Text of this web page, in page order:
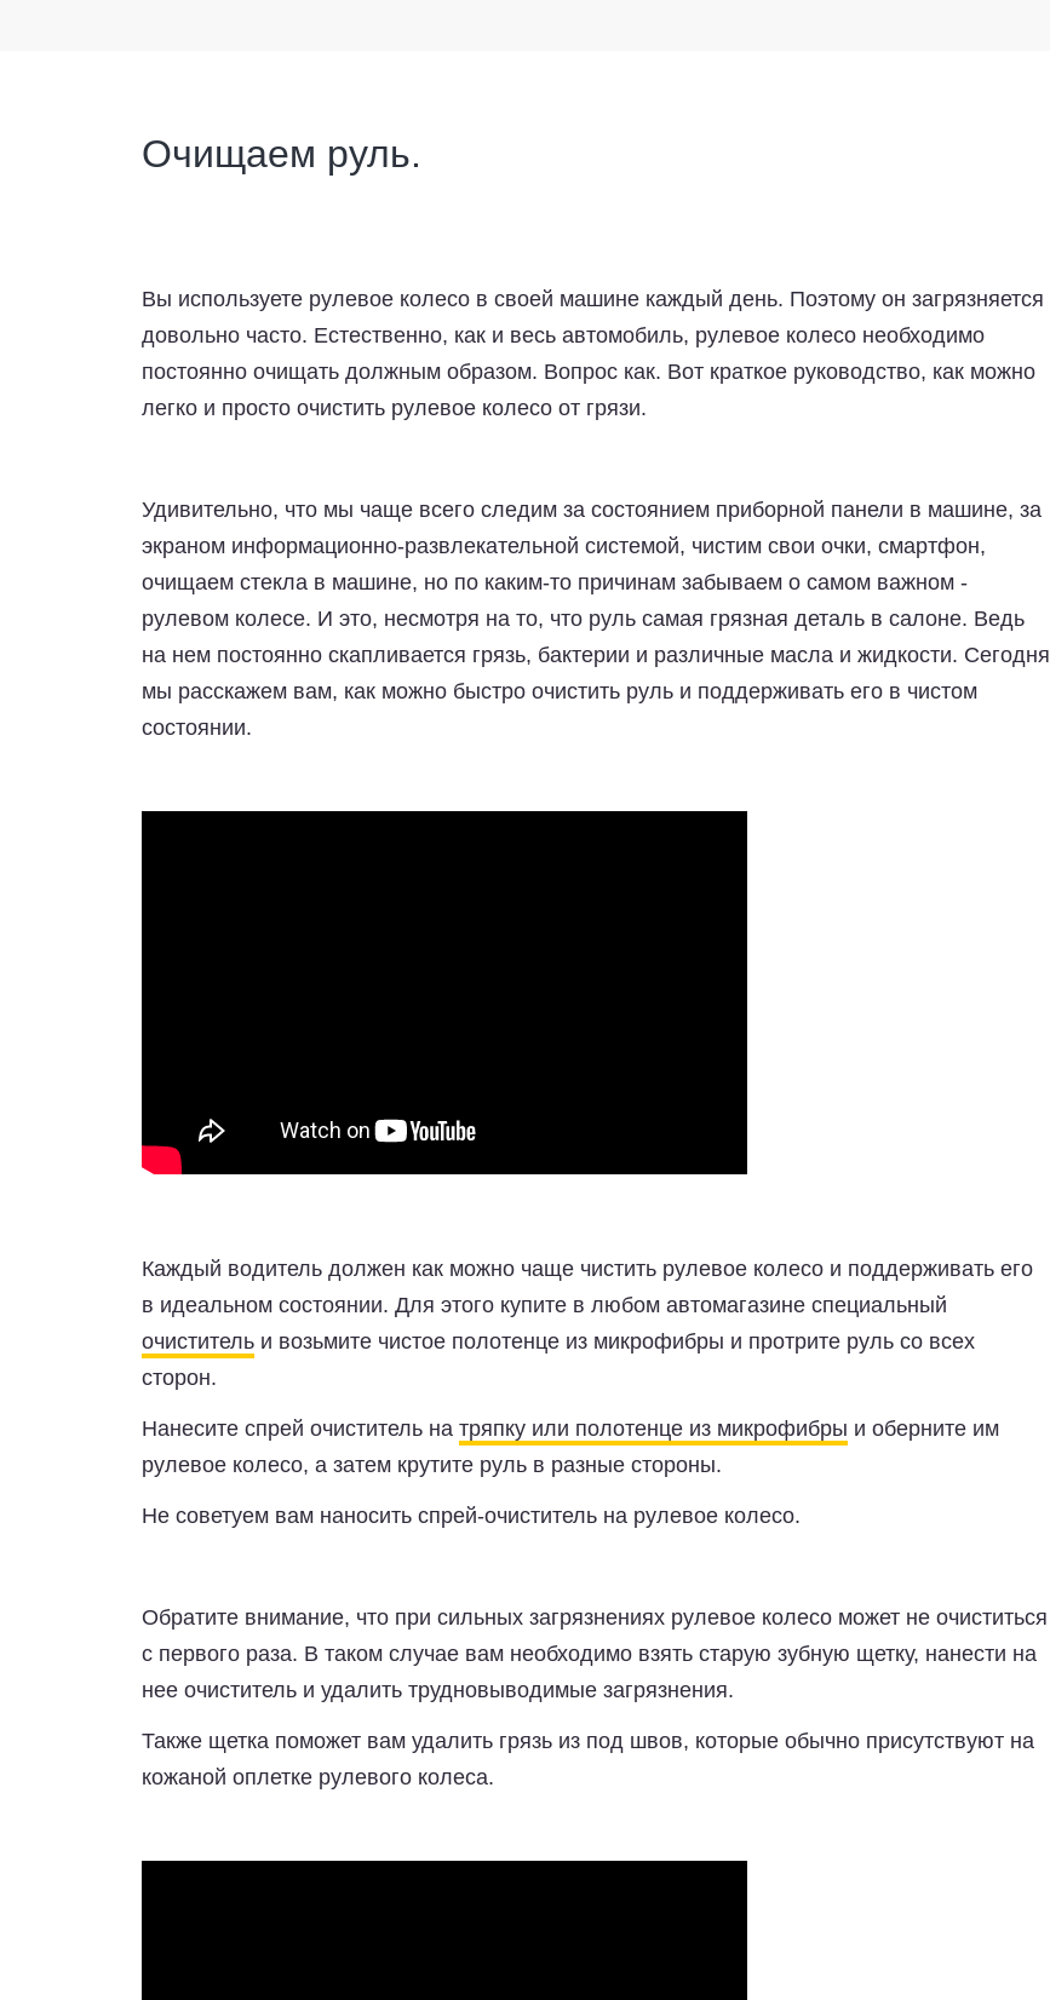
Очищаем руль.
Вы используете рулевое колесо в своей машине каждый день. Поэтому он загрязняется
довольно часто. Естественно, как и весь автомобиль, рулевое колесо необходимо
постоянно очищать должным образом. Вопрос как. Вот краткое руководство, как можно
легко и просто очистить рулевое колесо от грязи.
Удивительно, что мы чаще всего следим за состоянием приборной панели в машине, за
экраном информационно-развлекательной системой, чистим свои очки, смартфон,
очищаем стекла в машине, но по каким-то причинам забываем о самом важном -
рулевом колесе. И это, несмотря на то, что руль самая грязная деталь в салоне. Ведь
на нем постоянно скапливается грязь, бактерии и различные масла и жидкости. Сегодня
мы расскажем вам, как можно быстро очистить руль и поддерживать его в чистом
состоянии.
Каждый водитель должен как можно чаще чистить рулевое колесо и поддерживать его
в идеальном состоянии. Для этого купите в любом автомагазине специальный
очиститель и возьмите чистое полотенце из микрофибры и протрите руль со всех
сторон.
Нанесите спрей очиститель на тряпку или полотенце из микрофибры и оберните им
рулевое колесо, а затем крутите руль в разные стороны.
Не советуем вам наносить спрей-очиститель на рулевое колесо.
Обратите внимание, что при сильных загрязнениях рулевое колесо может не очиститься
с первого раза. В таком случае вам необходимо взять старую зубную щетку, нанести на
нее очиститель и удалить трудновыводимые загрязнения.
Также щетка поможет вам удалить грязь из под швов, которые обычно присутствуют на
кожаной оплетке рулевого колеса.